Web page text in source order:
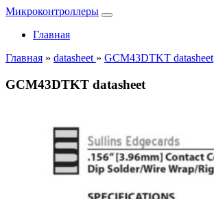
Микроконтроллеры
Главная
Главная » datasheet » GCM43DTKT datasheet
GCM43DTKT datasheet